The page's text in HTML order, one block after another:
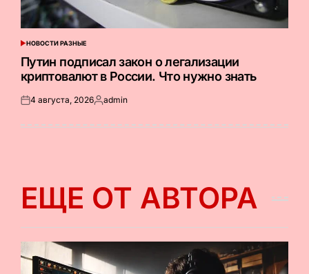
ОПУБЛИКОВАНО
В
НОВОСТИ РАЗНЫЕ
Путин подписал закон о легализации
криптовалют в России. Что нужно знать
Опубликовано
4 августа, 2026Запись
admin
ЕЩЕ ОТ АВТОРА